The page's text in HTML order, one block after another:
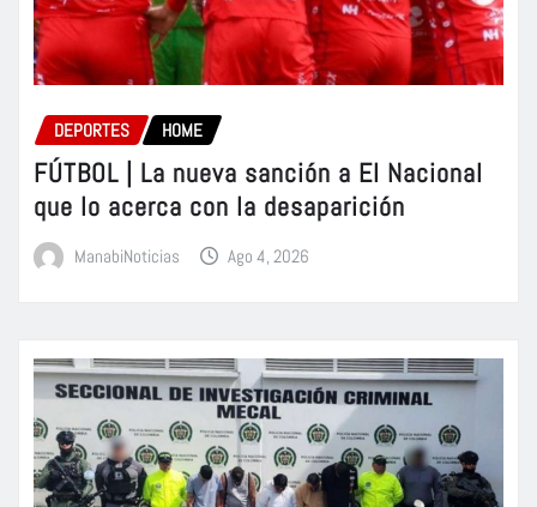
DEPORTES HOME
FÚTBOL | La nueva sanción a El Nacional
que lo acerca con la desaparición
ManabiNoticias Ago 4, 2026